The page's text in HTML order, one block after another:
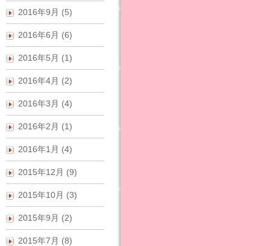
2016年9月 (5)
2016年6月 (6)
2016年5月 (1)
2016年4月 (2)
2016年3月 (4)
2016年2月 (1)
2016年1月 (4)
2015年12月 (9)
2015年10月 (3)
2015年9月 (2)
2015年7月 (8)